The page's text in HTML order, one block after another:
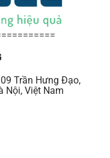
Trần Hưng Đạo,
Nội, Việt Nam